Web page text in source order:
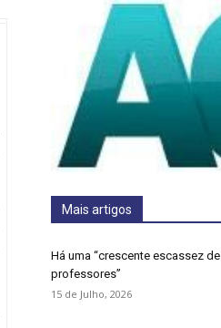
Mais artigos
Há uma “crescente escassez de
professores”
15 de Julho, 2026